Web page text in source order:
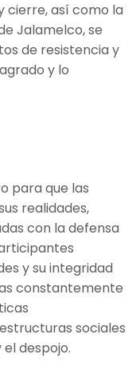
cierre, así como la
Jalamelco, se
de resistencia y
y lo
para que las
realidades,
con la defensa
y su integridad
constantemente
sociales
despojo.